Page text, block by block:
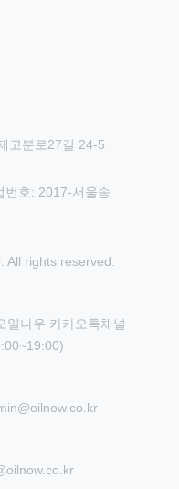
고분로27길 24-5
번호: 2017-서울송
All rights reserved.
일나우 카카오톡채널